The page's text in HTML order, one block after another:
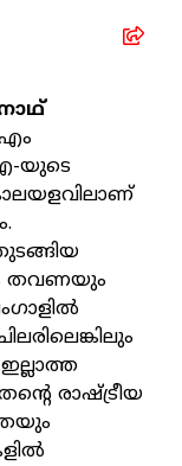
യുടെ
തവണയും
രാഷ്ട്രീയ